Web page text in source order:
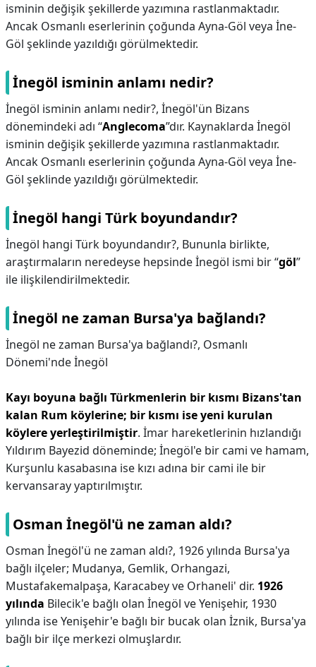
isminin değişik şekillerde yazımına rastlanmaktadır.
Ancak Osmanlı eserlerinin çoğunda Ayna-Göl veya İne-
Göl şeklinde yazıldığı görülmektedir.
İnegöl isminin anlamı nedir?
İnegöl isminin anlamı nedir?, İnegöl'ün Bizans
dönemindeki adı “Anglecoma”dır. Kaynaklarda İnegöl
isminin değişik şekillerde yazımına rastlanmaktadır.
Ancak Osmanlı eserlerinin çoğunda Ayna-Göl veya İne-
Göl şeklinde yazıldığı görülmektedir.
İnegöl hangi Türk boyundandır?
İnegöl hangi Türk boyundandır?, Bununla birlikte,
araştırmaların neredeyse hepsinde İnegöl ismi bir “göl”
ile ilişkilendirilmektedir.
İnegöl ne zaman Bursa'ya bağlandı?
İnegöl ne zaman Bursa'ya bağlandı?, Osmanlı
Dönemi'nde İnegöl
Kayı boyuna bağlı Türkmenlerin bir kısmı Bizans'tan
kalan Rum köylerine; bir kısmı ise yeni kurulan
köylere yerleştirilmiştir. İmar hareketlerinin hızlandığı
Yıldırım Bayezid döneminde; İnegöl'e bir cami ve hamam,
Kurşunlu kasabasına ise kızı adına bir cami ile bir
kervansaray yaptırılmıştır.
Osman İnegöl'ü ne zaman aldı?
Osman İnegöl'ü ne zaman aldı?, 1926 yılında Bursa'ya
bağlı ilçeler; Mudanya, Gemlik, Orhangazi,
Mustafakemalpaşa, Karacabey ve Orhaneli' dir. 1926
yılında Bilecik'e bağlı olan İnegöl ve Yenişehir, 1930
yılında ise Yenişehir'e bağlı bir bucak olan İznik, Bursa'ya
bağlı bir ilçe merkezi olmuşlardır.